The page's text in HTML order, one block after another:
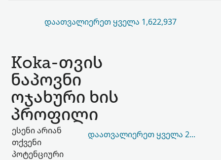
ᲓᲐᲐᲗᲕᲐᲚᲘᲔᲠᲔᲗ ᲧᲕᲔᲚᲐ 1,622,937
Koka-თვის
ნაპოვნი
ოჯახური ხის
პროფილი
ესენი არიან
თქვენი
პოტენციური
ᲓᲐᲐᲗᲕᲐᲚᲘᲔᲠᲔᲗ ᲧᲕᲔᲚᲐ 206,029